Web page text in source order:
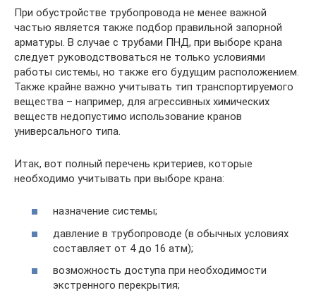
При обустройстве трубопровода не менее важной
частью является также подбор правильной запорной
арматуры. В случае с трубами ПНД, при выборе крана
следует руководствоваться не только условиями
работы системы, но также его будущим расположением.
Также крайне важно учитывать тип транспортируемого
вещества – например, для агрессивных химических
веществ недопустимо использование кранов
универсального типа.
Итак, вот полный перечень критериев, которые
необходимо учитывать при выборе крана:
назначение системы;
давление в трубопроводе (в обычных условиях
составляет от 4 до 16 атм);
возможность доступа при необходимости
экстренного перекрытия;